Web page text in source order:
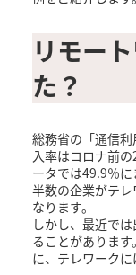
リモー
た？
総務省の「通信
入率はコロナ前
ータでは49.9％
半数の企業がテ
なります。
しかし、最近で
ることがありま
に、テレワークに